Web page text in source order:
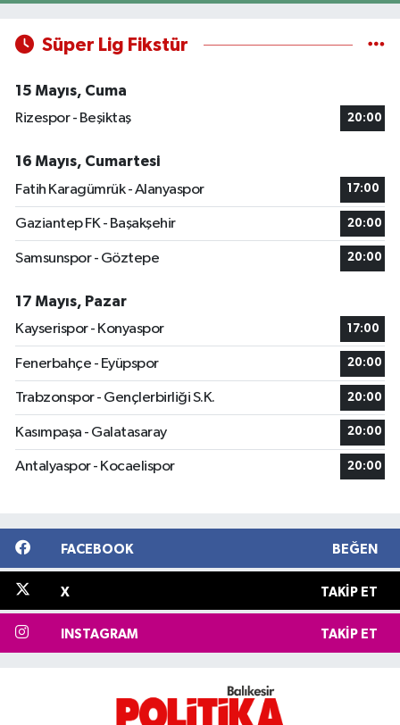
Süper Lig Fikstür
15 Mayıs, Cuma
Rizespor - Beşiktaş
20:00
16 Mayıs, Cumartesi
Fatih Karagümrük - Alanyaspor
17:00
Gaziantep FK - Başakşehir 20:00
Samsunspor - Göztepe 20:00
17 Mayıs, Pazar
Kayserispor - Konyaspor
17:00
Fenerbahçe - Eyüpspor 20:00
Trabzonspor - Gençlerbirliği S.K. 20:00
Kasımpaşa - Galatasaray 20:00
Antalyaspor - Kocaelispor 20:00
FACEBOOK BEĞEN
X TAKIP ET
INSTAGRAM TAKIP ET